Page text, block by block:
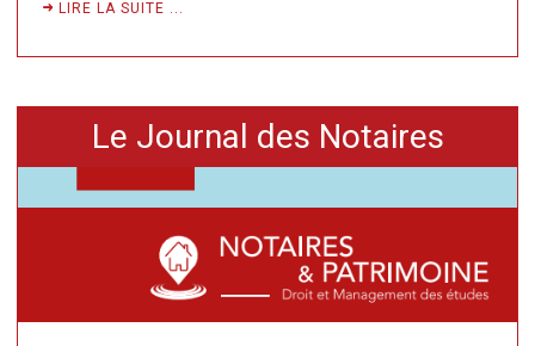
LIRE LA SUITE ...
Le Journal des Notaires